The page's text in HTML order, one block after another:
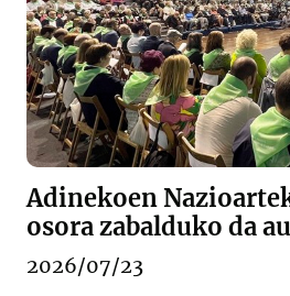
Adinekoen
osora zabalduko da
2026/07/23